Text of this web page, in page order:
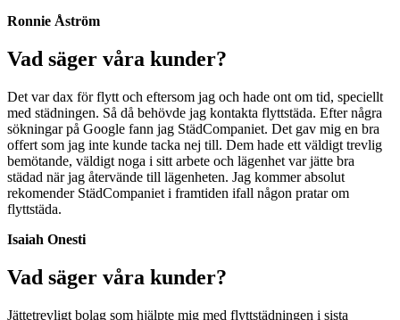
Ronnie Åström
Vad säger våra kunder?
Det var dax för flytt och eftersom jag och hade ont om tid, speciellt
med städningen. Så då behövde jag kontakta flyttstäda. Efter några
sökningar på Google fann jag StädCompaniet. Det gav mig en bra
offert som jag inte kunde tacka nej till. Dem hade ett väldigt trevlig
bemötande, väldigt noga i sitt arbete och lägenhet var jätte bra
städad när jag återvände till lägenheten. Jag kommer absolut
rekomender StädCompaniet i framtiden ifall någon pratar om
flyttstäda.
Isaiah Onesti
Vad säger våra kunder?
Jättetrevligt bolag som hjälpte mig med flyttstädningen i sista